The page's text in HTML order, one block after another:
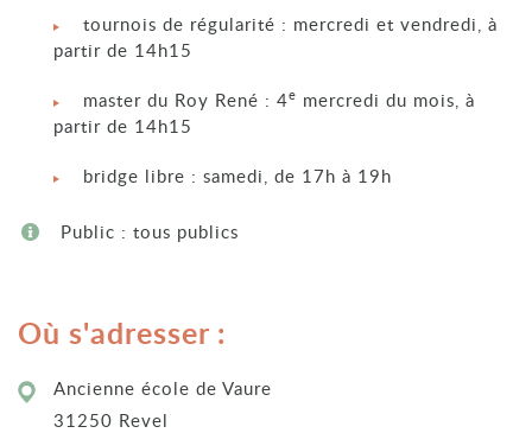
tournois de régularité : mercredi et vendredi, à
partir de 14h15
master du Roy René : 4e mercredi du mois, à
partir de 14h15
bridge libre : samedi, de 17h à 19h
Public : tous publics
Où s'adresser :
Ancienne école de Vaure
31250 Revel